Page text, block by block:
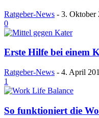
Ratgeber-News - 3. Oktober
0
Erste Hilfe bei einem
Ratgeber-News - 4. April
1
So funktioniert die